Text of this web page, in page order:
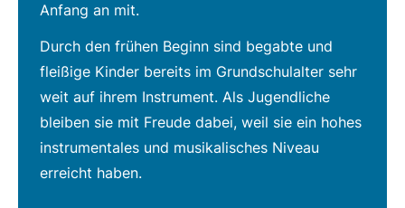
Anfang an mit.
Durch den frühen Beginn sind begabte und
fleißige Kinder bereits im Grundschulalter sehr
weit auf ihrem Instrument. Als Jugendliche
bleiben sie mit Freude dabei, weil sie ein hohes
instrumentales und musikalisches Niveau
erreicht haben.